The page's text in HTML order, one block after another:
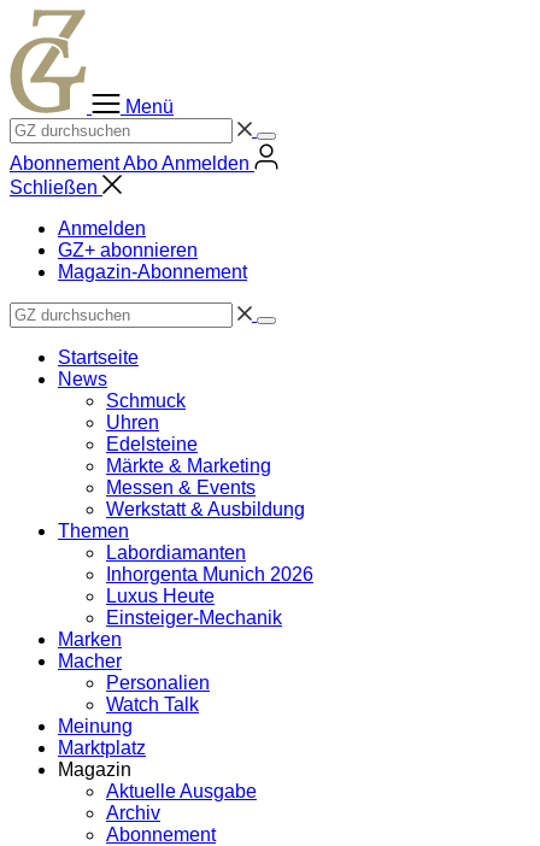
Zum
Inhalt
springen
Menü
AbonnementAboAnmelden
Schließen
Anmelden
GZ+ abonnieren
Magazin-Abonnement
Startseite
News
Schmuck
Uhren
Edelsteine
Märkte & Marketing
Messen & Events
Werkstatt & Ausbildung
Themen
Labordiamanten
Inhorgenta Munich 2026
Luxus Heute
Einsteiger-Mechanik
Marken
Macher
Personalien
Watch Talk
Meinung
Marktplatz
Magazin
Aktuelle Ausgabe
Archiv
Abonnement